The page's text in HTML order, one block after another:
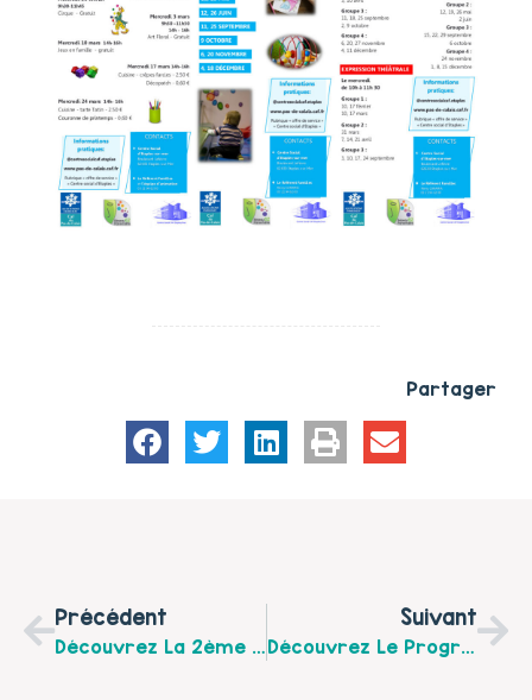
Partager
Précédent
Découvrez La 2ème Lettre D’information Autour De La Démarche De Préfiguration D’un Projet D’Animation De La Vie Sociale (AVS) Portée Par La CCHPM Et À L’échelle Des 25 Communes « Fruges Et Environs ».
Suivant
Découvrez Le Programme Des Rendez-Vous Des Parents Extraordinaires De Janvier À Juin 2021